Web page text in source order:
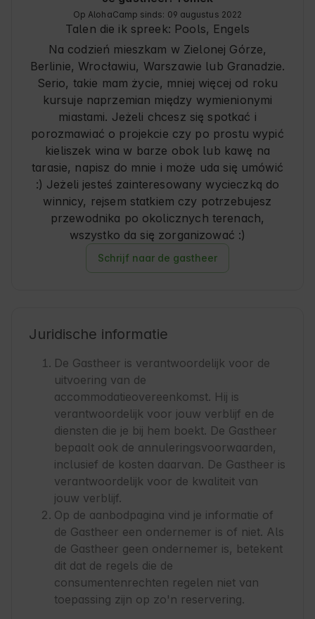
Op AlohaCamp sinds: 09 augustus 2022
Talen die ik spreek: Pools, Engels
Na codzień mieszkam w Zielonej Górze,
Berlinie, Wrocławiu, Warszawie lub Granadzie.
Serio, takie mam życie, mniej więcej od roku
kursuje naprzemian między wymienionymi
miastami. Jeżeli chcesz się spotkać i
porozmawiać o projekcie czy po prostu wypić
kieliszek wina w barze obok lub kawę na
tarasie, napisz do mnie i może uda się umówić
:) Jeżeli jesteś zainteresowany wycieczką do
winnicy, rejsem statkiem czy potrzebujesz
przewodnika po okolicznych terenach,
wszystko da się zorganizować :)
Schrijf naar de gastheer
Juridische informatie
De Gastheer is verantwoordelijk voor de
uitvoering van de
accommodatieovereenkomst. Hij is
verantwoordelijk voor jouw verblijf en de
diensten die je bij hem boekt. De Gastheer
bepaalt ook de annuleringsvoorwaarden,
inclusief de kosten daarvan. De Gastheer is
verantwoordelijk voor de kwaliteit van
jouw verblijf.
Op de aanbodpagina vind je informatie of
de Gastheer een ondernemer is of niet. Als
de Gastheer geen ondernemer is, betekent
dit dat de regels die de
consumentenrechten regelen niet van
toepassing zijn op zo'n reservering.